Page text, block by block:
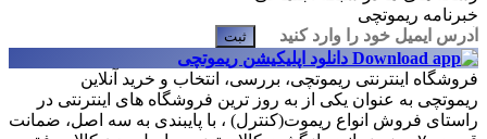
خبرنامه ریموتچی
ثبت
دانلود اپلیکیشن ریموتچی
فروشگاه اینترنتی ریموتچی، بررسی، انتخاب و خرید آنلاین
ریموتچی به عنوان یکی از به روز ترین فروشگاه های اینترنتی در
راستای فروش انواع ریموت(کنترل) ، با پایبندی به سه اصل، ضمانت